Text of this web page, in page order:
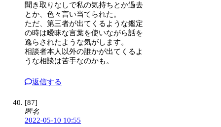
聞き取りなしで私の気持ちとか過去
とか、色々言い当てられた。
ただ、第三者が出てくるような鑑定
の時は曖昧な言葉を使いながら話を
逸らされたような気がします。
相談者本人以外の誰かが出てくるよ
うな相談は苦手なのかも。
返信する
[87]
匿名
2022-05-10 10:55